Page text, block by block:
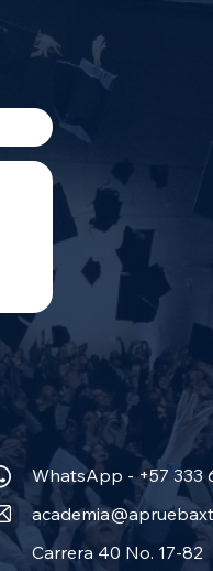
WhatsApp - +57 333
Carrera 40 No. 17-